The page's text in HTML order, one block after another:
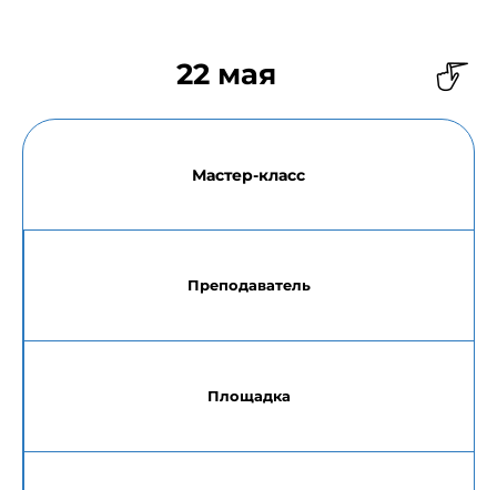
22 мая
Мастер-класс
Преподаватель
Площадка